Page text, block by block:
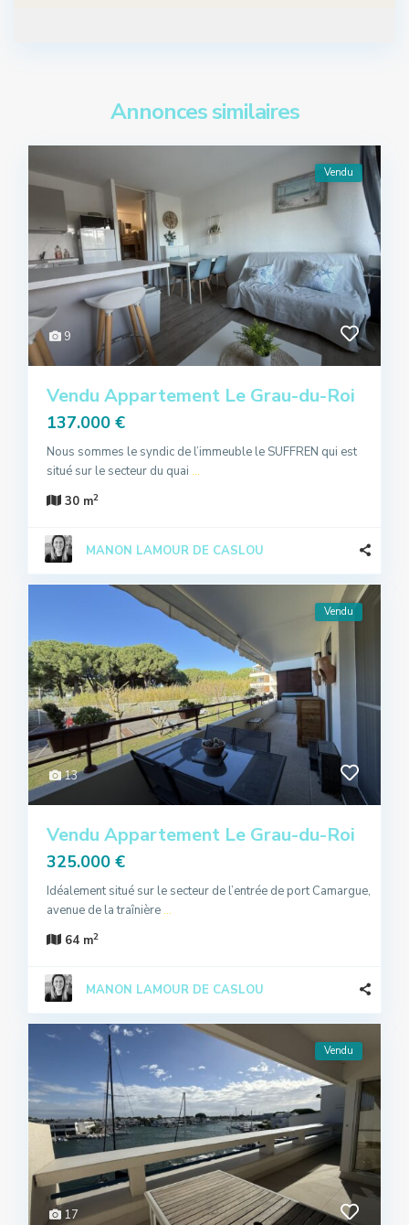
Annonces similaires
9
Vendu
Vendu Appartement Le Grau-du-Roi
137.000 €
Nous sommes le syndic de l’immeuble le SUFFREN qui est
situé sur le secteur du quai ...
30 m2
MANON LAMOUR DE CASLOU
13
Vendu
Vendu Appartement Le Grau-du-Roi
325.000 €
Idéalement situé sur le secteur de l’entrée de port Camargue,
avenue de la traînière ...
64 m2
MANON LAMOUR DE CASLOU
17
Vendu